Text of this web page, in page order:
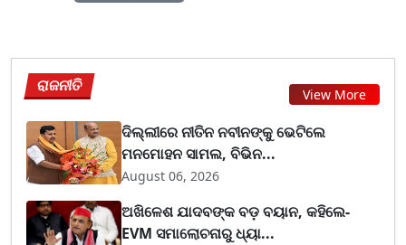
ରାଜନୀତି View More
ଦିଲ୍ଲୀରେ ନୀତିନ ନବୀନଙ୍କୁ ଭେଟିଲେ
ମନମୋହନ ସାମଲ, ବିଭିନ...
August 06, 2026
ଅଖିଳେଶ ଯାଦବଙ୍କ ବଡ଼ ବୟାନ, କହିଲେ-
EVM ସମାଲୋଚନାରୁ ଧ୍ୟା...